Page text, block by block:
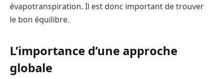
évapotranspiration. Il est donc important de trouver
le bon équilibre.
L’importance d’une approche
globale